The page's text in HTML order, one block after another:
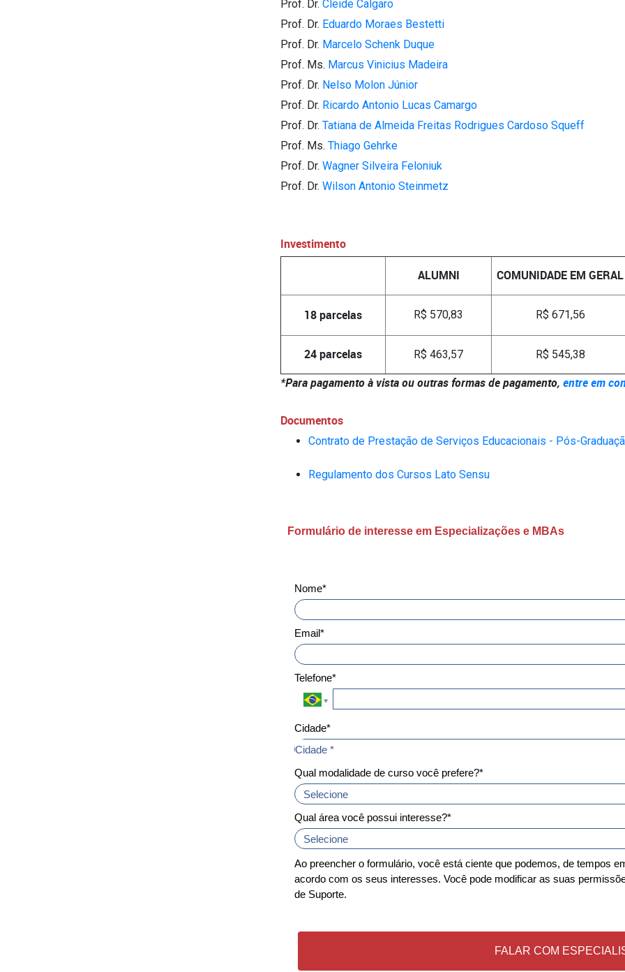
Prof. Dr. Cleide Calgaro
Prof. Dr. Eduardo Moraes Bestetti
Prof. Dr. Marcelo Schenk Duque
Prof. Ms. Marcus Vinicius Madeira
Prof. Dr. Nelso Molon Júnior
Prof. Dr. Ricardo Antonio Lucas Camargo
Prof. Dr. Tatiana de Almeida Freitas Rodrigues Cardoso Squeff
Prof. Ms. Thiago Gehrke
Prof. Dr. Wagner Silveira Feloniuk
Prof. Dr. Wilson Antonio Steinmetz
Investimento
ALUMNI COMUNIDADE EM GERAL
18 parcelas R$ 570,83 R$ 671,56
24 parcelas R$ 463,57 R$ 545,38
*Para pagamento à vista ou outras formas de pagamento, entre em
Documentos
Contrato de Prestação de Serviços Educacionais - Pós-
Regulamento dos Cursos Lato Sensu
Formulário de interesse em Especializações e MBAs
Nome*
Email*
Telefone*
Cidade*
Cidade *
Cidade*
Qual modalidade de curso você prefere?*
Qual área você possui interesse?*
Ao preencher o formulário, você está ciente que podemos, de tempos
acordo com os seus interesses. Você pode modificar as suas
de Suporte.
FALAR COM